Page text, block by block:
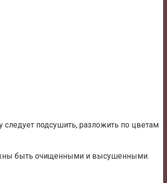
следует подсушить, разложить по цветам
быть очищенными и высушенными.